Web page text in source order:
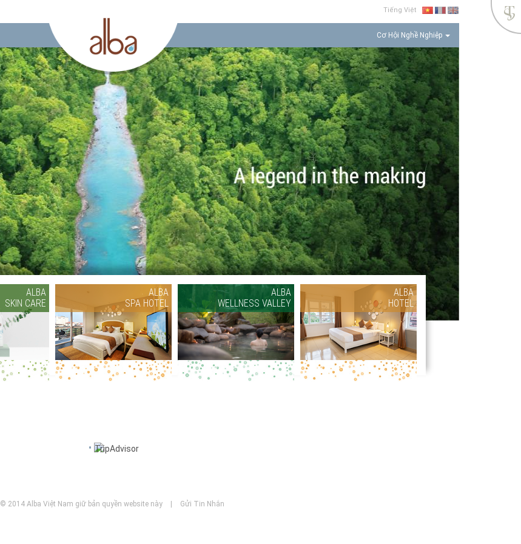
Tiếng Việt
Vietnamese
(Vietnam)
French
(France)
English
(United
Cơ Hội Nghề Nghiệp
ALBA
SKIN CARE
ALBA
SPA HOTEL
ALBA
WELLNESS VALLEY
ALBA
HOTEL
© 2014 Alba Việt Nam giữ bản quyền website này Gửi Tin Nhắn